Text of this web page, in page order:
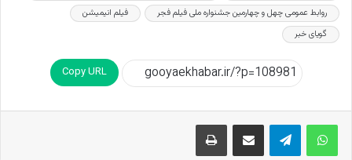
روابط عمومی چهل و چهارمین جشنواره‌ ملی فیلم فجر
فیلم انیمیشن
گویای خبر
Copy URL
اشتراک گذاری از طریق ایمیل چاپ